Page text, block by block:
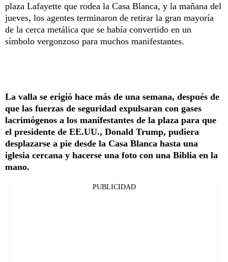
plaza Lafayette que rodea la Casa Blanca, y la mañana del
jueves, los agentes terminaron de retirar la gran mayoría
de la cerca metálica que se había convertido en un
símbolo vergonzoso para muchos manifestantes.
La valla se erigió hace más de una semana, después de
que las fuerzas de seguridad expulsaran con gases
lacrimógenos a los manifestantes de la plaza para que
el presidente de EE.UU., Donald Trump, pudiera
desplazarse a pie desde la Casa Blanca hasta una
iglesia cercana y hacerse una foto con una Biblia en la
mano.
PUBLICIDAD